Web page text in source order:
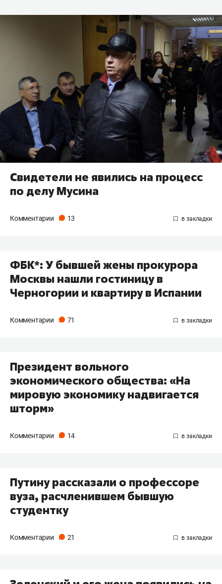
Свидетели не явились на процесс
по делу Мусина
Комментарии 13
ФБК*: У бывшей жены прокурора
Москвы нашли гостиницу в
Черногории и квартиру в Испании
Комментарии 71
Президент вольного
экономического общества: «На
мировую экономику надвигается
шторм»
Комментарии 14
Путину рассказали о профессоре
вуза, расчленившем бывшую
студентку
Комментарии 21